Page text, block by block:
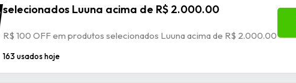
selecionados Luuna acima de R$ 2.000.00
R$ 100 OFF em produtos selecionados Luuna acima de R$ 2.000.00
163 usados hoje